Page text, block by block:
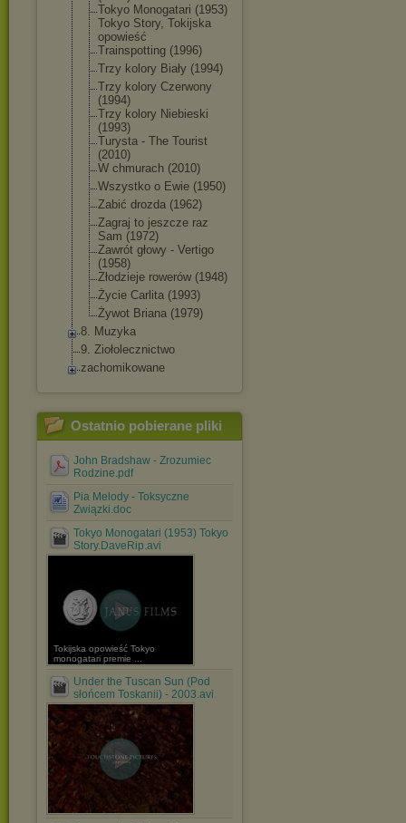
Tokyo Monogatari (1953)
Tokyo Story, Tokijska
opowieść
Trainspotting (1996)
Trzy kolory Biały (1994)
Trzy kolory Czerwony
(1994)
Trzy kolory Niebieski
(1993)
Turysta - The Tourist
(2010)
W chmurach (2010)
Wszystko o Ewie (1950)
Zabić drozda (1962)
Zagraj to jeszcze raz
Sam (1972)
Zawrót głowy - Vertigo
(1958)
Złodzieje rowerów (1948)
Życie Carlita (1993)
Żywot Briana (1979)
8. Muzyka
9. Ziołolecznictwo
zachomikowane
Ostatnio pobierane pliki
John Bradshaw - Zrozumiec
Rodzine.pdf
Pia Melody - Toksyczne
Związki.doc
Tokyo Monogatari (1953) Tokyo
Story.DaveRip.avi
Tokijska opowieść Tokyo
monogatari premie ...
Under the Tuscan Sun (Pod
słońcem Toskanii) - 2003.avi